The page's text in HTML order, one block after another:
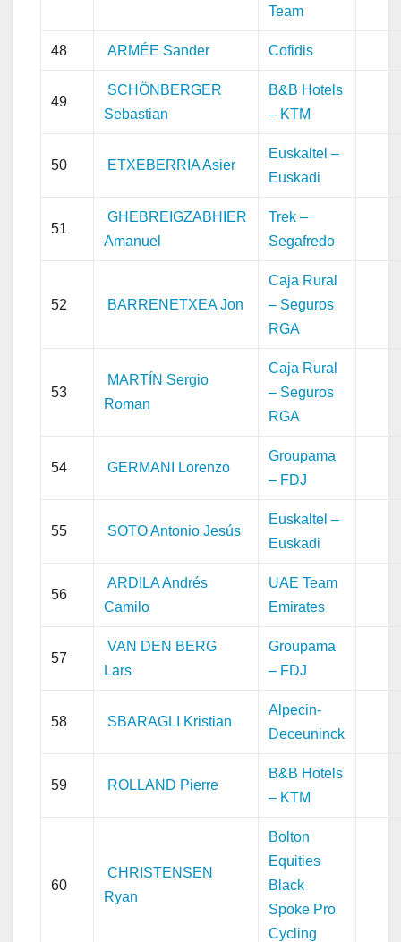
Team
48 ARMÉE Sander Cofidis
49
SCHÖNBERGER
Sebastian
B&B Hotels
– KTM
50 ETXEBERRIA Asier
Euskaltel –
Euskadi
51
GHEBREIGZABHIER
Amanuel
Trek –
Segafredo
52 BARRENETXEA Jon
Caja Rural
– Seguros
RGA
53
MARTÍN Sergio
Roman
Caja Rural
– Seguros
RGA
54 GERMANI Lorenzo
Groupama
– FDJ
55 SOTO Antonio Jesús
Euskaltel –
Euskadi
56
ARDILA Andrés
Camilo
UAE Team
Emirates
57
VAN DEN BERG
Lars
Groupama
– FDJ
58 SBARAGLI Kristian
Alpecin-
Deceuninck
59 ROLLAND Pierre
B&B Hotels
– KTM
60
CHRISTENSEN
Ryan
Bolton
Equities
Black
Spoke Pro
Cycling